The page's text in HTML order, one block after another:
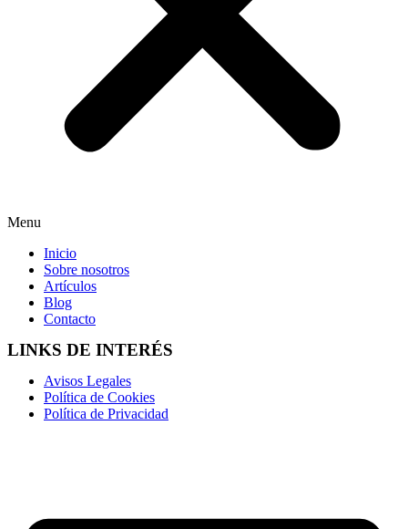
Menu
Inicio
Sobre nosotros
Artículos
Blog
Contacto
LINKS DE INTERÉS
Avisos Legales
Política de Cookies
Política de Privacidad